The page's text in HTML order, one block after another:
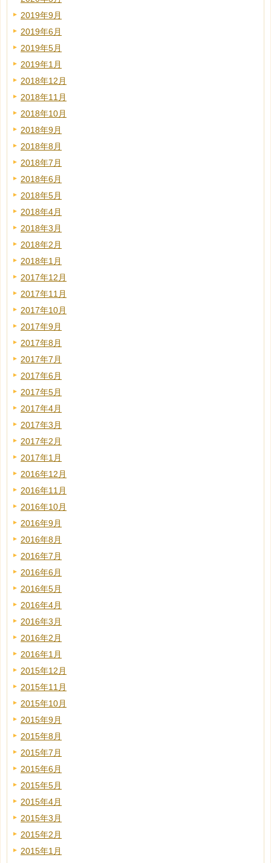
2019年9月
2019年6月
2019年5月
2019年1月
2018年12月
2018年11月
2018年10月
2018年9月
2018年8月
2018年7月
2018年6月
2018年5月
2018年4月
2018年3月
2018年2月
2018年1月
2017年12月
2017年11月
2017年10月
2017年9月
2017年8月
2017年7月
2017年6月
2017年5月
2017年4月
2017年3月
2017年2月
2017年1月
2016年12月
2016年11月
2016年10月
2016年9月
2016年8月
2016年7月
2016年6月
2016年5月
2016年4月
2016年3月
2016年2月
2016年1月
2015年12月
2015年11月
2015年10月
2015年9月
2015年8月
2015年7月
2015年6月
2015年5月
2015年4月
2015年3月
2015年2月
2015年1月